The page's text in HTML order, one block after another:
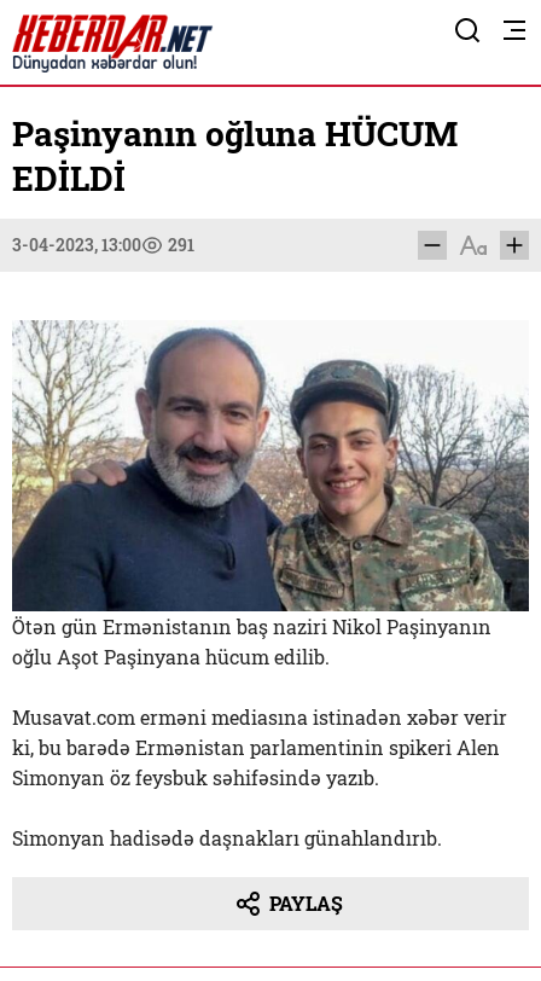
Paşinyanın oğluna HÜCUM
EDİLDİ
3-04-2023, 13:00 291
Ötən gün Ermənistanın baş naziri Nikol Paşinyanın
oğlu Aşot Paşinyana hücum edilib.
Musavat.com erməni mediasına istinadən xəbər verir
ki, bu barədə Ermənistan parlamentinin spikeri Alen
Simonyan öz feysbuk səhifəsində yazıb.
Simonyan hadisədə daşnakları günahlandırıb.
PAYLAŞ